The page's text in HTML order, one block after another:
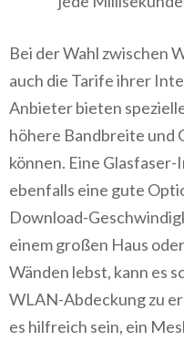
Bei der Wahl zwischen
auch die Tarife ihrer
Anbieter bieten
höhere Bandbreite und
können. Eine
ebenfalls eine gute
Download-
einem großen Haus
Wänden lebst, kann es
WLAN-Abdeckung zu
es hilfreich sein, ein